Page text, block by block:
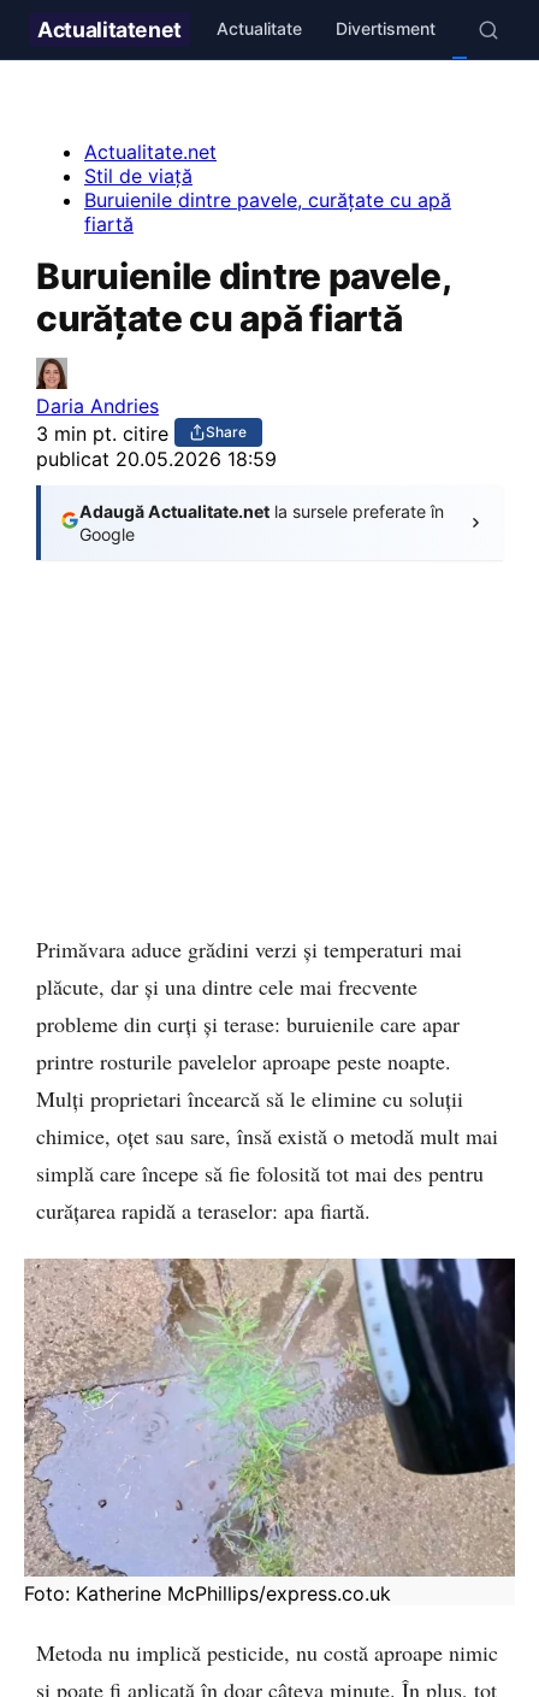
Actualitatenet Actualitate Divertisment Stil de
Actualitate.net
Stil de viață
Buruienile dintre pavele, curățate cu apă
fiartă
Buruienile dintre pavele,
curățate cu apă fiartă
Daria Andries
3 min pt. citire
Share
publicat 20.05.2026 18:59
Adaugă Actualitate.net la sursele preferate în
Google
Primăvara aduce grădini verzi și temperaturi mai
plăcute, dar și una dintre cele mai frecvente
probleme din curți și terase: buruienile care apar
printre rosturile pavelelor aproape peste noapte.
Mulți proprietari încearcă să le elimine cu soluții
chimice, oțet sau sare, însă există o metodă mult mai
simplă care începe să fie folosită tot mai des pentru
curățarea rapidă a teraselor: apa fiartă.
Foto: Katherine McPhillips/express.co.uk
Metoda nu implică pesticide, nu costă aproape nimic
și poate fi aplicată în doar câteva minute. În plus, tot